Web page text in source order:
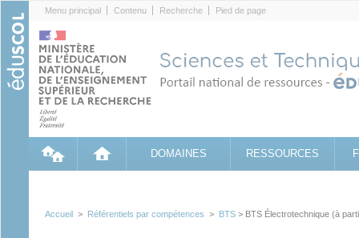
Menu principal Contenu Recherche Pied de page
DOMAINES RESSOURCES
Accueil > Référentiels par compétences > BTS > BTS Électrotechnique (à